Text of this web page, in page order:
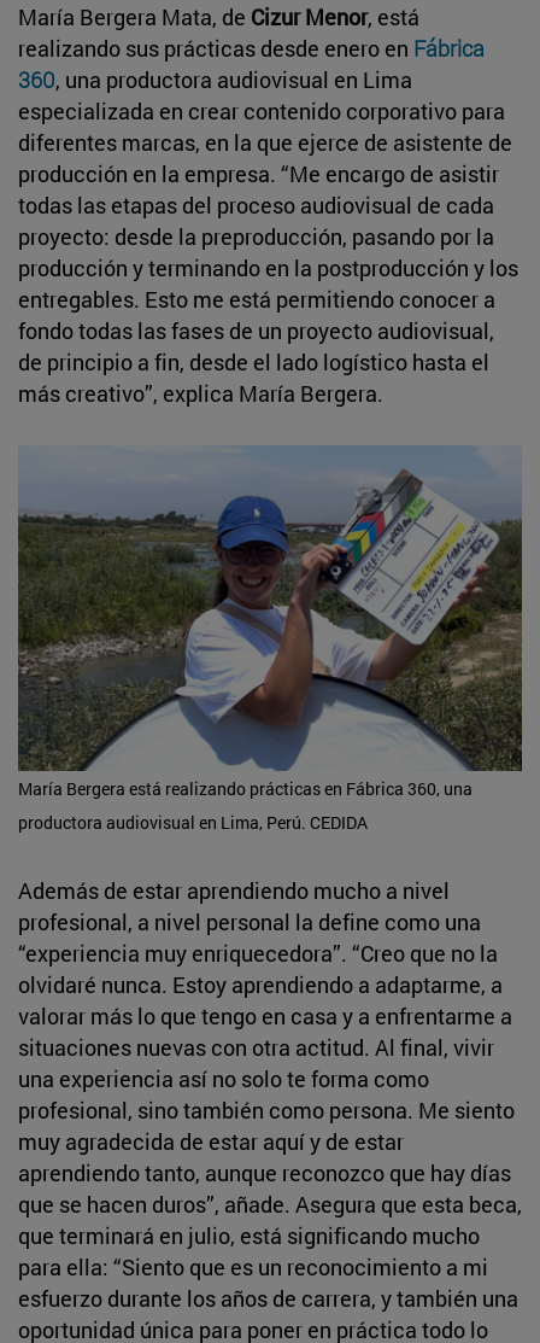
María Bergera Mata, de Cizur Menor, está
realizando sus prácticas desde enero en Fábrica
360, una productora audiovisual en Lima
especializada en crear contenido corporativo para
diferentes marcas, en la que ejerce de asistente de
producción en la empresa. “Me encargo de asistir
todas las etapas del proceso audiovisual de cada
proyecto: desde la preproducción, pasando por la
producción y terminando en la postproducción y los
entregables. Esto me está permitiendo conocer a
fondo todas las fases de un proyecto audiovisual,
de principio a fin, desde el lado logístico hasta el
más creativo”, explica María Bergera.
María Bergera está realizando prácticas en Fábrica 360, una
productora audiovisual en Lima, Perú. CEDIDA
Además de estar aprendiendo mucho a nivel
profesional, a nivel personal la define como una
“experiencia muy enriquecedora”. “Creo que no la
olvidaré nunca. Estoy aprendiendo a adaptarme, a
valorar más lo que tengo en casa y a enfrentarme a
situaciones nuevas con otra actitud. Al final, vivir
una experiencia así no solo te forma como
profesional, sino también como persona. Me siento
muy agradecida de estar aquí y de estar
aprendiendo tanto, aunque reconozco que hay días
que se hacen duros”, añade. Asegura que esta beca,
que terminará en julio, está significando mucho
para ella: “Siento que es un reconocimiento a mi
esfuerzo durante los años de carrera, y también una
oportunidad única para poner en práctica todo lo